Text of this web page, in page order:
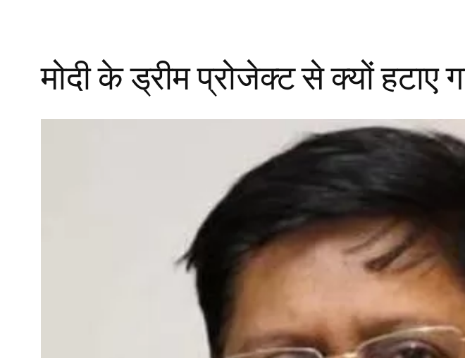
मोदी के ड्रीम प्रोजेक्ट से क्यों हटाए